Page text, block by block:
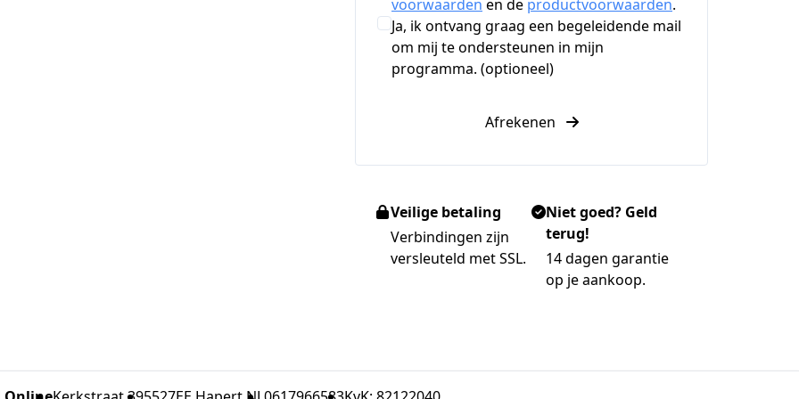
voorwaarden en de productvoorwaarden.
Ja, ik ontvang graag een begeleidende mail
om mij te ondersteunen in mijn
programma. (optioneel)
Afrekenen
Veilige betaling
Verbindingen zijn
versleuteld met SSL.
Niet goed? Geld
terug!
14 dagen garantie
op je aankoop.